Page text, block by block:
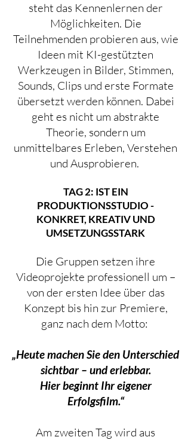
steht das Kennenlernen der
Möglichkeiten. Die
Teilnehmenden probieren aus, wie
Ideen mit KI-gestützten
Werkzeugen in Bilder, Stimmen,
Sounds, Clips und erste Formate
übersetzt werden können. Dabei
geht es nicht um abstrakte
Theorie, sondern um
unmittelbares Erleben, Verstehen
und Ausprobieren.
TAG 2: IST EIN
PRODUKTIONSSTUDIO -
KONKRET, KREATIV UND
UMSETZUNGSSTARK
Die Gruppen setzen ihre
Videoprojekte professionell um –
von der ersten Idee über das
Konzept bis hin zur Premiere,
ganz nach dem Motto:
„Heute machen Sie den Unterschied
sichtbar – und erlebbar.
Hier beginnt Ihr eigener
Erfolgsfilm.“
Am zweiten Tag wird aus